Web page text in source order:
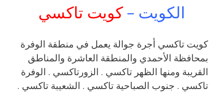
الكويت –كويت تاكسي
كويت تاكسي أجرة جوالة يعمل في منطقة الوفرة
بمحافظة الأحمدي والمنطقة العاشرة والمناطق
القريبة ‎‎‎ومنها الظهر تاكسي . الزورتاكسي . الوفرة
تاكسي . جنوب الصباحية تاكسي . الشعيبة تاكسي .